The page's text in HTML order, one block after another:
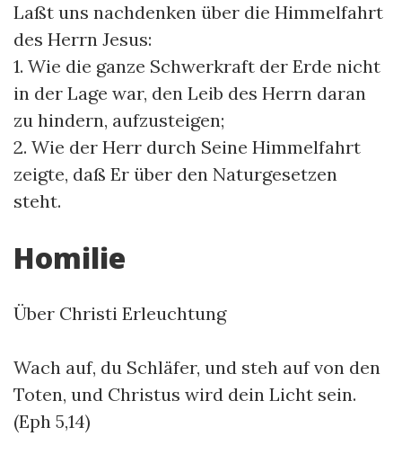
Laßt uns nachdenken über die Himmelfahrt
des Herrn Jesus:
1. Wie die ganze Schwerkraft der Erde nicht
in der Lage war, den Leib des Herrn daran
zu hindern, aufzusteigen;
2. Wie der Herr durch Seine Himmelfahrt
zeigte, daß Er über den Naturgesetzen
steht.
Homilie
Über Christi Erleuchtung
Wach auf, du Schläfer, und steh auf von den
Toten, und Christus wird dein Licht sein.
(Eph 5,14)